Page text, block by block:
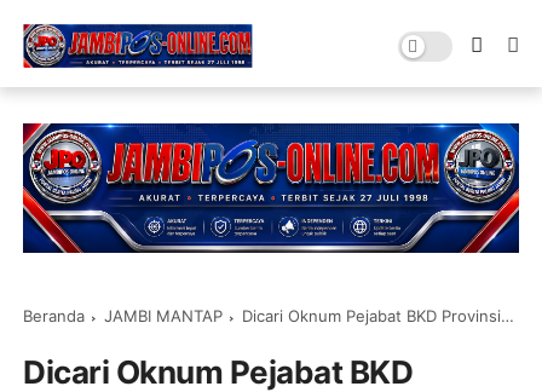
Beranda JAMBI MANTAP Dicari Oknum Pejabat BKD Provinsi Jambi Pelaku Pemalsuan Surat Pengunduran Diri, 8 ASN Tempuh Jalur Hukum
Dicari Oknum Pejabat BKD